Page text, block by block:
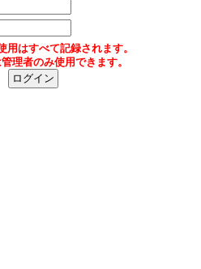
用はすべて記録されます。
理者のみ使用できます。